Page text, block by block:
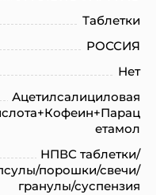
Таблетки
РОССИЯ
Нет
Ацетилсалициловая
етамол
НПВС таблетки/
порошки/свечи/
гранулы/суспензия
на обработку